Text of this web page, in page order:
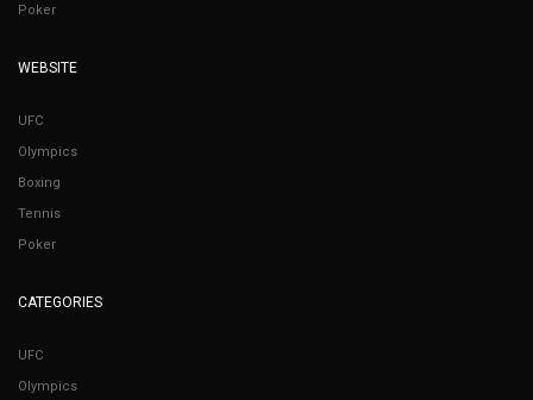
Poker
WEBSITE
UFC
Olympics
Boxing
Tennis
Poker
CATEGORIES
UFC
Olympics